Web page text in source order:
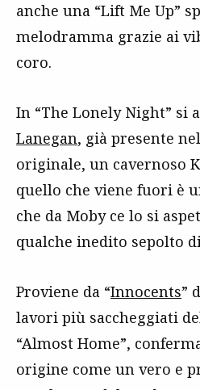
anche una “Lift Me Up”
melodramma grazie ai
coro.
In “The Lonely Night” si
Lanegan, già presente
originale, un cavernoso
quello che viene fuori è
che da Moby ce lo si
qualche inedito sepolto
Proviene da “Innocents”
lavori più saccheggiati
“Almost Home”,
origine come un vero e